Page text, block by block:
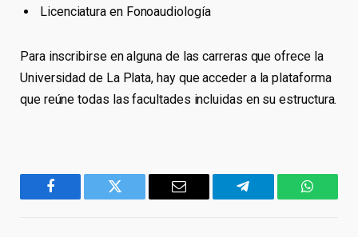
Licenciatura en Fonoaudiología
Para inscribirse en alguna de las carreras que ofrece la
Universidad de La Plata, hay que acceder a la plataforma
que reúne todas las facultades incluidas en su estructura.
Facebook Twitter Email Telegram